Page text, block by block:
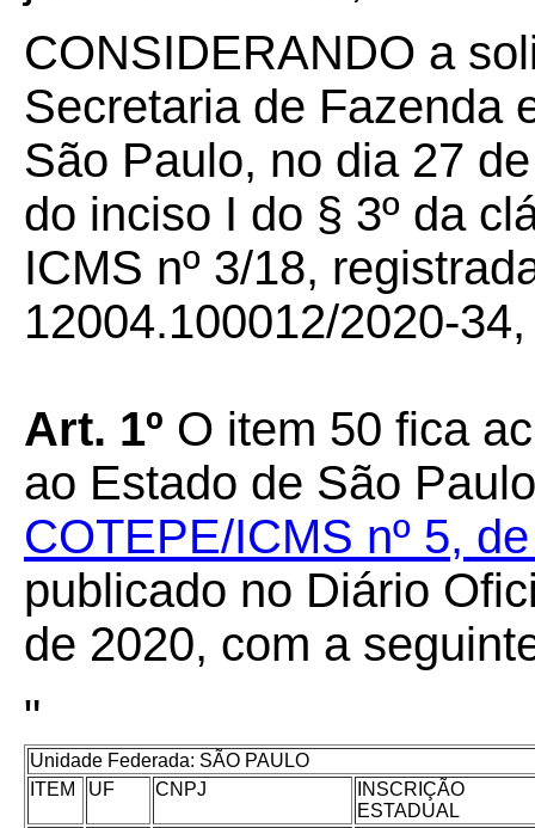
CONSIDERANDO a
Secretaria de Fazenda
São Paulo, no dia 27
do inciso I do § 3º da
ICMS nº 3/18,
12004.100012/2020-
Art. 1º O item 50 fica
ao Estado de São
COTEPE/ICMS nº 5,
publicado no Diário
de 2020, com a
"
Unidade Federada: SÃO PAULO
ITEM
UF CNPJ
INSCRIÇÃO
ESTADUAL